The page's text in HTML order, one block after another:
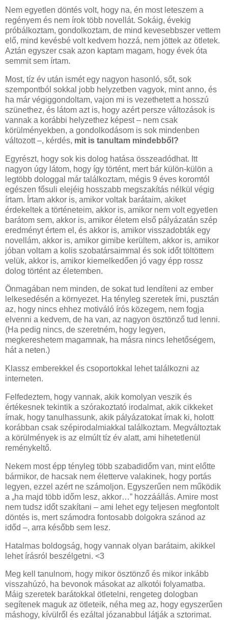
Nem egyetlen döntés volt, hogy na, én most leteszem a
regényem és nem írok több novellát. Sokáig, évekig
próbálkoztam, gondolkoztam, de mind kevesebbszer vettem
elő, mind kevésbé volt kedvem hozzá, nem jöttek az ötletek.
Aztán egyszer csak azon kaptam magam, hogy évek óta
semmit sem írtam.
Most, tíz év után ismét egy nagyon hasonló, sőt, sok
szempontból sokkal jobb helyzetben vagyok, mint anno, és
ha már végiggondoltam, vajon mi is vezethetett a hosszú
szünethez, és látom azt is, hogy azért persze változások is
vannak a korábbi helyzethez képest – nem csak
körülményekben, a gondolkodásom is sok mindenben
változott –, kérdés, mit is tanultam mindebből?
Egyrészt, hogy sok kis dolog hatása összeadódhat. Itt
nagyon úgy látom, hogy így történt, mert bár külön-külön a
legtöbb dologgal már találkoztam, mégis 9 éves koromtól
egészen fősuli elejéig hosszabb megszakítás nélkül végig
írtam. Írtam akkor is, amikor voltak barátaim, akiket
érdekeltek a történeteim, akkor is, amikor nem volt egyetlen
barátom sem, akkor is, amikor életem első pályázatán szép
eredményt értem el, és akkor is, amikor visszadobták egy
novellám, akkor is, amikor gimibe kerültem, akkor is, amikor
jóban voltam a kolis szobatársaimmal és sok időt töltöttem
velük, akkor is, amikor kiemelkedően jó vagy épp rossz
dolog történt az életemben.
Önmagában nem minden, de sokat tud lendíteni az ember
lelkesedésén a környezet. Ha tényleg szeretek írni, pusztán
az, hogy nincs ehhez motiváló írós közegem, nem fogja
elvenni a kedvem, de ha van, az nagyon ösztönző tud lenni.
(Ha pedig nincs, de szeretném, hogy legyen,
megkereshetem magamnak, ha másra nincs lehetőségem,
hát a neten.)
Klassz emberekkel és csoportokkal lehet találkozni az
interneten.
Felfedeztem, hogy vannak, akik komolyan veszik és
értékesnek tekintik a szórakoztató irodalmat, akik cikkeket
írnak, hogy tanulhassunk, akik pályázatokat írnak ki, holott
korábban csak szépirodalmiakkal találkoztam. Megváltoztak
a körülmények is az elmúlt tíz év alatt, ami hihetetlenül
reménykeltő.
Nekem most épp tényleg több szabadidőm van, mint előtte
bármikor, de hacsak nem életterve valakinek, hogy portás
legyen, ezzel azért ne számoljon. Egyszerűen nem működik
a „ha majd több időm lesz, akkor…” hozzáállás. Amire most
nem tudsz időt szakítani – ami lehet egy teljesen megfontolt
döntés is, mert számodra fontosabb dolgokra szánod az
időd –, arra később sem lesz.
Hatalmas boldogság, hogy vannak olyan barátaim, akikkel
lehet írásról beszélgetni. <3
Meg kell tanulnom, hogy mikor ösztönző és mikor inkább
visszahúzó, ha bevonok másokat az alkotói folyamatba.
Máig szeretek barátokkal ötletelni, rengeteg dologban
segítenek maguk az ötleteik, néha meg az, hogy egyszerűen
máshogy, kívülről és ezáltal józanabbul látják a sztorimat.